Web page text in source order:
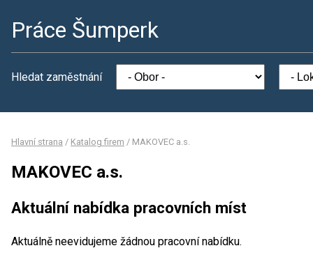
Práce Šumperk
Hledat zaměstnání
Hlavní strana / Katalog firem / MAKOVEC a.s.
MAKOVEC a.s.
Aktuální nabídka pracovních míst
Aktuálně neevidujeme žádnou pracovní nabídku.